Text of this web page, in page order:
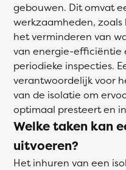
gebouwen. Dit omvat
werkzaamheden,
het verminderen van
van energie-efficiëntie
periodieke inspecties.
verantwoordelijk voor
van de isolatie om
optimaal presteert en
Welke taken kan
uitvoeren?
Het inhuren van een